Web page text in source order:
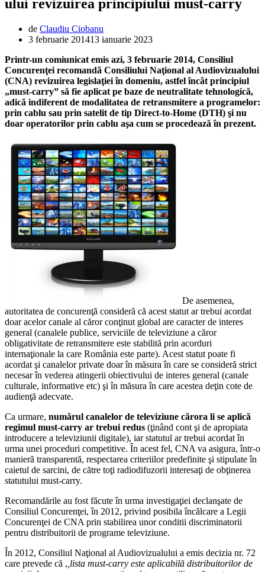
ului revizuirea principiului must-carry
de Claudiu Ciobanu
3 februarie 201413 ianuarie 2023
Printr-un comiunicat emis azi, 3 februarie 2014, Consiliul
Concurenţei recomandă Consiliului Naţional al Audiovizualului
(CNA) revizuirea legislaţiei în domeniu, astfel încât principiul
„must-carry” să fie aplicat pe baze de neutralitate tehnologică,
adică indiferent de modalitatea de retransmitere a programelor:
prin cablu sau prin satelit de tip Direct-to-Home (DTH) şi nu
doar operatorilor prin cablu aşa cum se procedează în prezent.
De asemenea,
autoritatea de concurenţă consideră că acest statut ar trebui acordat
doar acelor canale al căror conţinut global are caracter de interes
general (canalele publice, serviciile de televiziune a căror
obligativitate de retransmitere este stabilită prin acorduri
internaţionale la care România este parte). Acest statut poate fi
acordat şi canalelor private doar în măsura în care se consideră strict
necesar în vederea atingerii obiectivului de interes general (canale
culturale, informative etc) şi în măsura în care acestea deţin cote de
audienţă adecvate.
Ca urmare, numărul canalelor de televiziune cărora li se aplică
regimul must-carry ar trebui redus (ţinând cont şi de apropiata
introducere a televiziunii digitale), iar statutul ar trebui acordat în
urma unei proceduri competitive. În acest fel, CNA va asigura, într-o
manieră transparentă, respectarea criteriilor predefinite şi stipulate în
caietul de sarcini, de către toţi radiodifuzorii interesaţi de obţinerea
statutului must-carry.
Recomandările au fost făcute în urma investigaţiei declanşate de
Consiliul Concurenţei, în 2012, privind posibila încălcare a Legii
Concurenţei de CNA prin stabilirea unor conditii discriminatorii
pentru distribuitorii de programe televiziune.
În 2012, Consiliul Naţional al Audiovizualului a emis decizia nr. 72
care prevede că , ,lista must-carry este aplicabilă distribuitorilor de